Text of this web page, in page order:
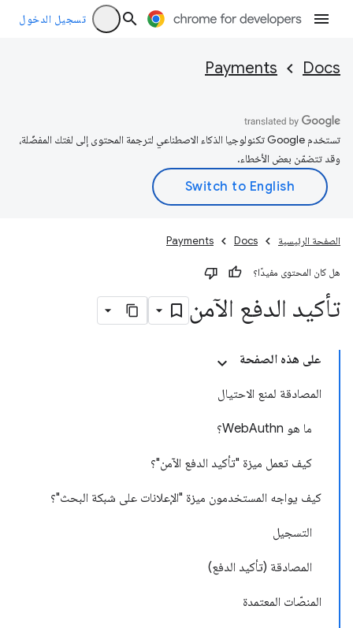
تسجيل الدخول
Docs
Payments
تستخدم Google تكنولوجيا الذكاء الاصطناعي لترجمة المحتوى إلى لغتك المفضّلة،
وقد تتضمّن بعض الأخطاء.
الصفحة الرئيسية Docs
Payments
هل كان المحتوى مفيدًا؟
تأكيد الدفع الآمن
على هذه الصفحة
المصادقة لمنع الاحتيال
ما هو WebAuthn؟
كيف تعمل ميزة "تأكيد الدفع الآمن"؟
كيف يواجه المستخدمون ميزة "الإعلانات على شبكة البحث"؟
التسجيل
المصادقة (تأكيد الدفع)
المنصّات المعتمدة